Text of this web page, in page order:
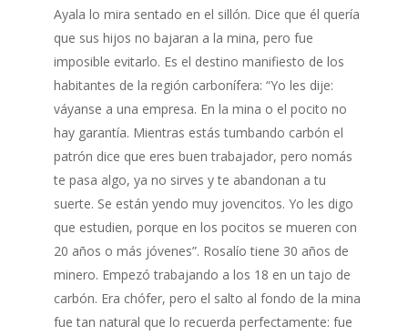
Ayala lo mira sentado en el sillón. Dice que él quería
que sus hijos no bajaran a la mina, pero fue
imposible evitarlo. Es el destino manifiesto de los
habitantes de la región carbonífera: “Yo les dije:
váyanse a una empresa. En la mina o el pocito no
hay garantía. Mientras estás tumbando carbón el
patrón dice que eres buen trabajador, pero nomás
te pasa algo, ya no sirves y te abandonan a tu
suerte. Se están yendo muy jovencitos. Yo les digo
que estudien, porque en los pocitos se mueren con
20 años o más jóvenes”. Rosalío tiene 30 años de
minero. Empezó trabajando a los 18 en un tajo de
carbón. Era chófer, pero el salto al fondo de la mina
fue tan natural que lo recuerda perfectamente: fue